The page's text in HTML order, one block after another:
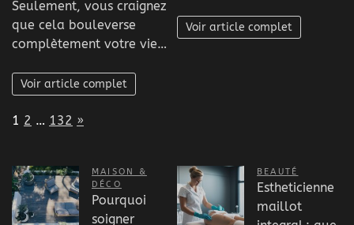
Seulement, vous craignez
que cela bouleverse
complètement votre vie…
Voir article complet
Voir article complet
Page:
1 2 … 132 Next
»
MAISON &
DÉCO
Pourquoi
soigner
BEAUTÉ
Estheticienne
maillot